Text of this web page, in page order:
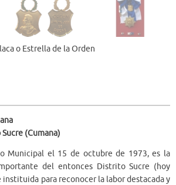
o Estrella de la Orden
(Cumana)
Municipal el 15 de octubre de 1973, es la
del entonces Distrito Sucre (hoy
instituida para reconocer la labor destacada y